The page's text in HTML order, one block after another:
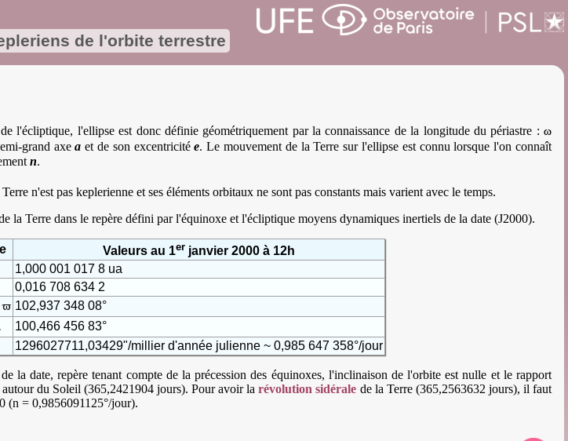
de l'orbite terrestre
l'écliptique, l'ellipse est donc définie géométriquement par la connaissance de la longitude du périastre : ω
grand axea et de son excentricitée. Le mouvement de la Terre sur l'ellipse est connu lorsque l'on connaît
n.
n'est pas keplerienne et ses éléments orbitaux ne sont pas constants mais varient avec le temps.
la Terre dans le repère défini par l'équinoxe et l'écliptique moyens dynamiques inertiels de la date (J2000).
Valeurs au 1er janvier 2000 à 12h
1,000 001 017 8 ua
0,016 708 634 2
ϖ 102,937 348 08°
100,466 456 83°
1296027711,03429"/millier d'année julienne ~ 0,985 647 358°/jour
la date, repère tenant compte de la précession des équinoxes, l'inclinaison de l'orbite est nulle et le rapport
autour du Soleil (365,2421904 jours). Pour avoir larévolution sidérale de la Terre (365,2563632 jours), il faut
(n = 0,9856091125°/jour).